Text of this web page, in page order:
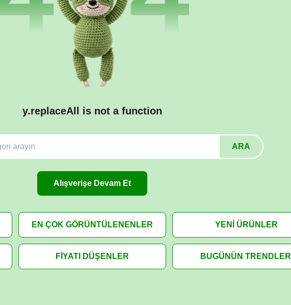
y.replaceAll is not a function
ARA
Alışverişe Devam Et
EN ÇOK GÖRÜNTÜLENENLER YENİ ÜRÜNLER
FİYATI DÜŞENLER BUGÜNÜN TRENDLERİ